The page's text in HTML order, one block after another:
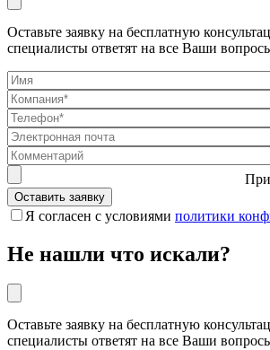
Оставьте заявку на бесплатную
специалисты ответят на все Ваши
Я согласен с условиями политики
Не нашли что искали?
Оставьте заявку на бесплатную
специалисты ответят на все Ваши